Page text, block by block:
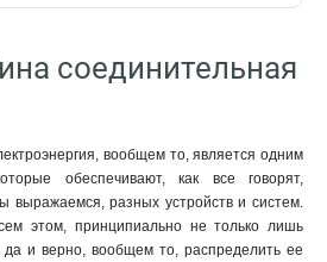
соединительная
вообщем то, является одним
обеспечивают, как все говорят,
выражаемся, разных устройств и систем.
этом, принципиально не только лишь
да и верно, вообщем то, распределить ее